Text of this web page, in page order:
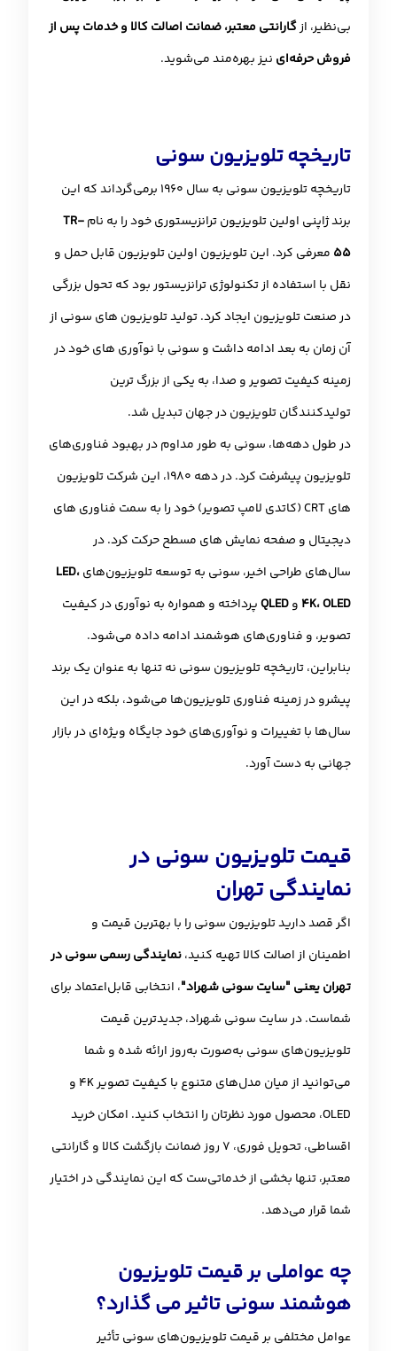
بی‌نظیر، ازگارانتی معتبر، ضمانت اصالت کالا و خدمات پس از
فروش حرفه‌ای نیز بهره‌مند می‌شوید.
تاریخچه تلویزیون سونی
تاریخچه تلویزیون سونی به سال 1960 برمی‌گرداند که این
برند ژاپنی اولین تلویزیون ترانزیستوری خود را به نامTR-
55 معرفی کرد. این تلویزیون اولین تلویزیون قابل حمل و
نقل با استفاده از تکنولوژی ترانزیستور بود که تحول بزرگی
در صنعت تلویزیون ایجاد کرد. تولید تلویزیون های سونی از
آن زمان به بعد ادامه داشت و سونی با نوآوری های خود در
زمینه کیفیت تصویر و صدا، به یکی از بزرگ ترین
تولیدکنندگان تلویزیون در جهان تبدیل شد.
در طول دهه‌ها، سونی به طور مداوم در بهبود فناوری‌های
تلویزیون پیشرفت کرد. در دهه 1980، این شرکت تلویزیون
های CRT (کاتدی لامپ تصویر) خود را به سمت فناوری های
دیجیتال و صفحه نمایش های مسطح حرکت کرد. در
سال‌های طراحی اخیر، سونی به توسعه تلویزیون‌هایLED،
4K، OLED وQLEDپرداخته و همواره به نوآوری در کیفیت
تصویر، و فناوری‌های هوشمند ادامه داده می‌شود.
بنابراین، تاریخچه تلویزیون سونی نه تنها به عنوان یک برند
پیشرو در زمینه فناوری تلویزیون‌ها می‌شود، بلکه در این
سال‌ها با تغییرات و نوآوری‌های خود جایگاه ویژه‌ای در بازار
جهانی به دست آورد.
قیمت تلویزیون سونی در
نمایندگی تهران
اگر قصد دارید تلویزیون سونی را با بهترین قیمت و
اطمینان از اصالت کالا تهیه کنید،نمایندگی رسمی سونی در
تهران یعنی "سایت سونی شهراد"، انتخابی قابل‌اعتماد برای
شماست. در سایت سونی شهراد، جدیدترین قیمت
تلویزیون‌های سونی به‌صورت به‌روز ارائه شده و شما
می‌توانید از میان مدل‌های متنوع با کیفیت تصویر 4K و
OLED، محصول مورد نظرتان را انتخاب کنید. امکان خرید
اقساطی، تحویل فوری، ۷ روز ضمانت بازگشت کالا و گارانتی
معتبر، تنها بخشی از خدماتی‌ست که این نمایندگی در اختیار
شما قرار می‌دهد.
چه عواملی بر قیمت تلویزیون
هوشمند سونی تاثیر می گذارد؟
عوامل مختلفی بر قیمت تلویزیون‌های سونی تأثیر